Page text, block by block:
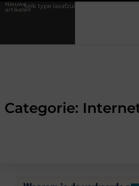
Nieuwe
artikelen
welk type lasafzuiging past bij uw
Categorie: